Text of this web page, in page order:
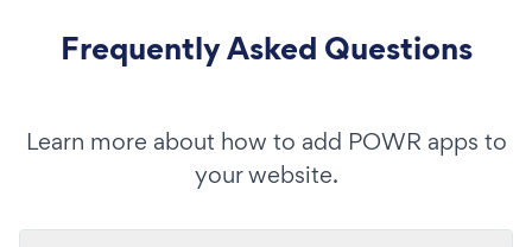
Frequently Asked Questions
Learn more about how to add POWR apps to
your website.